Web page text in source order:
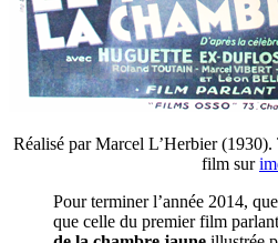
Réalisé par Marcel L’Herbier
film sur
Pour terminer l’année 2014,
que celle du premier film